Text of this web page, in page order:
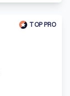
TOP PRO